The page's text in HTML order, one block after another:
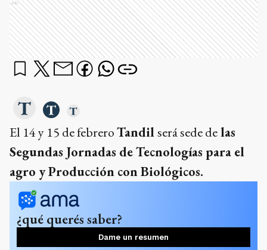
Ads
El 14 y 15 de febreroTandilserá sede delas
Segundas Jornadas de Tecnologías para el
agro y Producción con Biológicos.
¿qué querés saber?
Dame un resumen